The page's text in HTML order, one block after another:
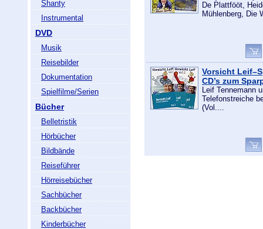
Shanty
Instrumental
DVD
Musik
Reisebilder
Dokumentation
Spielfilme/Serien
Bücher
Belletristik
Hörbücher
Bildbände
Reiseführer
Hörreisebücher
Sachbücher
Backbücher
Kinderbücher
De Plattfööt,
Mühlenberg, Die
Vorsicht
CD’s zum
Leif Tennemann
Telefonstreiche
(Vol....